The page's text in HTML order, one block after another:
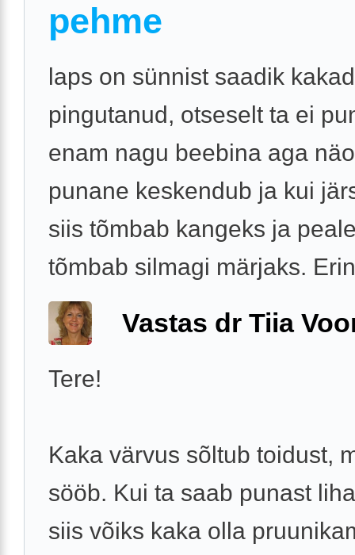
pehme
laps on sünnist saadik
pingutanud, otseselt ta ei
enam nagu beebina aga
punane keskendub ja kui
siis tõmbab kangeks ja
tõmbab silmagi märjaks.
Vastas dr Tiia
Tere!
Kaka värvus sõltub toidust,
sööb. Kui ta saab punast
siis võiks kaka olla